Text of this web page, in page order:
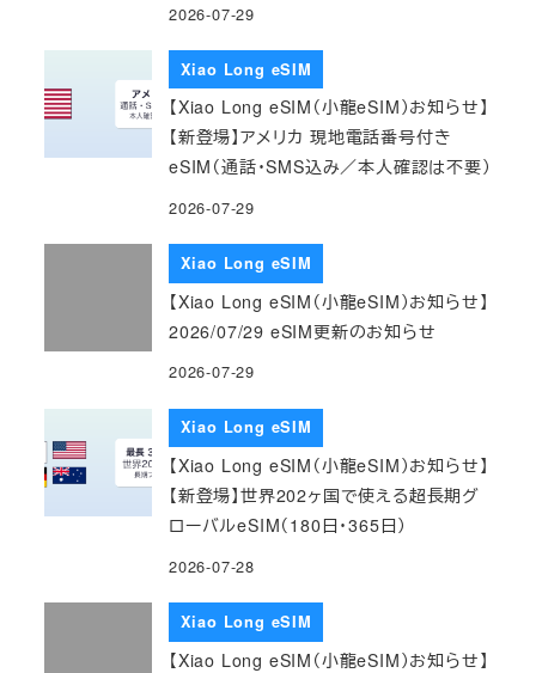
2026-07-29
Xiao Long eSIM
【Xiao Long eSIM（小龍eSIM）お知らせ】
【新登場】アメリカ 現地電話番号付き
eSIM（通話・SMS込み／本人確認は不要）
2026-07-29
Xiao Long eSIM
【Xiao Long eSIM（小龍eSIM）お知らせ】
2026/07/29 eSIM更新のお知らせ
2026-07-29
Xiao Long eSIM
【Xiao Long eSIM（小龍eSIM）お知らせ】
【新登場】世界202ヶ国で使える超長期グ
ローバルeSIM（180日・365日）
2026-07-28
Xiao Long eSIM
【Xiao Long eSIM（小龍eSIM）お知らせ】